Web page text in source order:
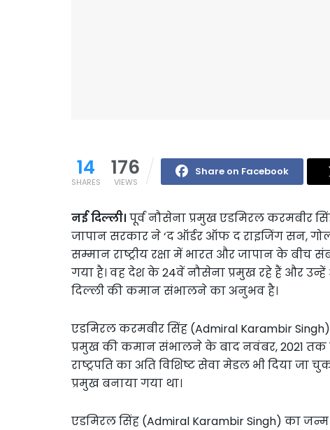
14
SHARES
176
VIEWS
Share on Facebook
नई दिल्ली। पूर्व नौसेना प्रमुख एडमिरल करमबीर
जापान सरकार ने ‘द ऑर्डर ऑफ द राइजिंग सन,
सम्मान राष्ट्रीय रक्षा में भारत और जापान के
गया है। वह देश के 24वें नौसेना प्रमुख रहे हैं और
दिल्ली की कमान संभालने का अनुभव है।
एडमिरल करमबीर सिंह (Admiral Karambir
प्रमुख की कमान संभालने के बाद नवंबर, 2021 तक
राष्ट्रपति का अति विशिष्ट सेवा मेडल भी दिया जा
प्रमुख बनाया गया था।
एडमिरल सिंह (Admiral Karambir Singh) का